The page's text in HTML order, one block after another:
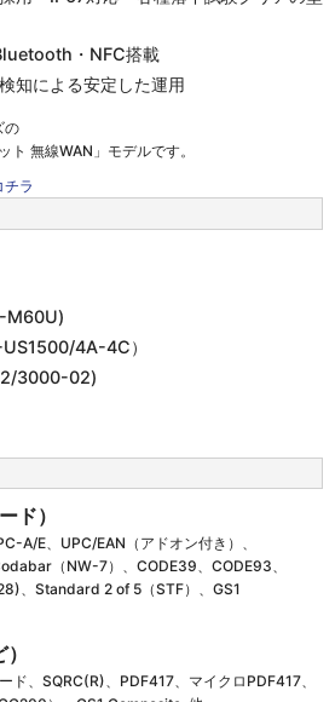
・NFC搭載
知による安定した運用
の
ト 無線WAN」 モデルです。
ラ
M60U)
4A-4C）
3000-02)
ド）
A/E、UPC/EAN（アドオン付き）、
（NW-7）、CODE39、CODE93、
、Standard 2 of 5（STF）、GS1
ド、SQRC(R)、PDF417、マイクロPDF417、